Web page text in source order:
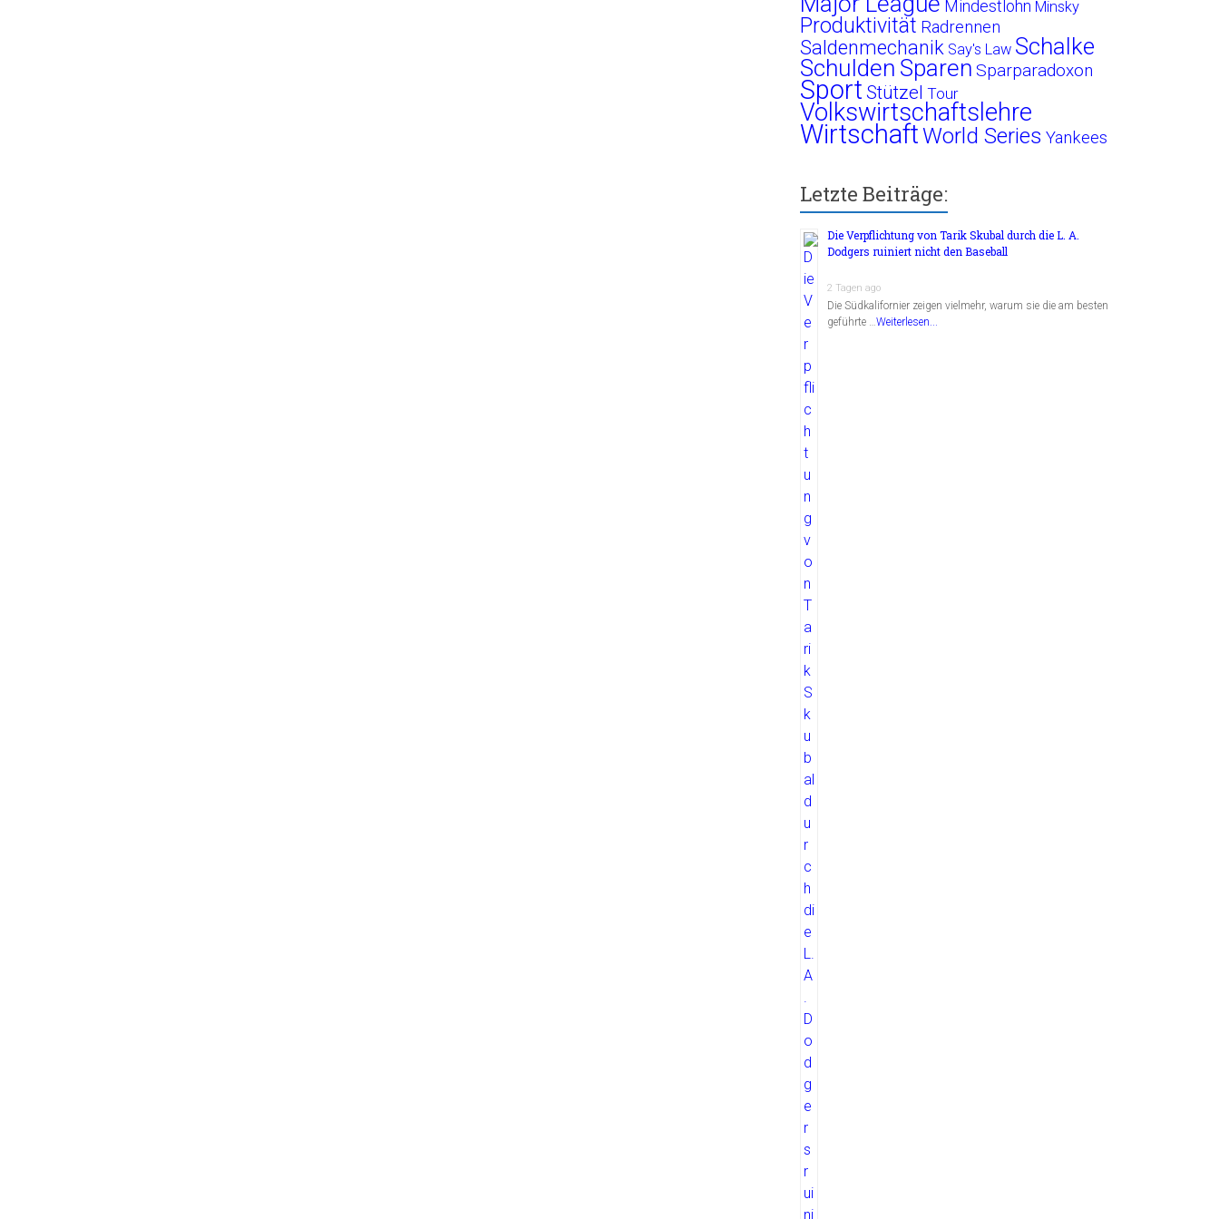
Mindestlohn Minsky
Produktivität Radrennen
Saldenmechanik Say's Law Schalke
Schulden Sparen Sparparadoxon
Sport Stützel Tour
Volkswirtschaftslehre
WirtschaftWorld Series Yankees
Letzte Beiträge:
Die Verpflichtung von Tarik Skubal durch die L. A.
Dodgers ruiniert nicht den Baseball
2 Tagen ago
Die Südkalifornier zeigen vielmehr, warum sie die am besten
geführte …Weiterlesen...